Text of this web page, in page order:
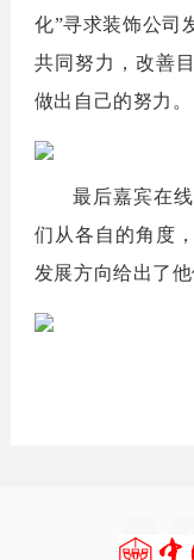
化”寻求装饰公司
共同努力，改善
做出自己的努力。
最后嘉宾在
们从各自的角度
发展方向给出了他